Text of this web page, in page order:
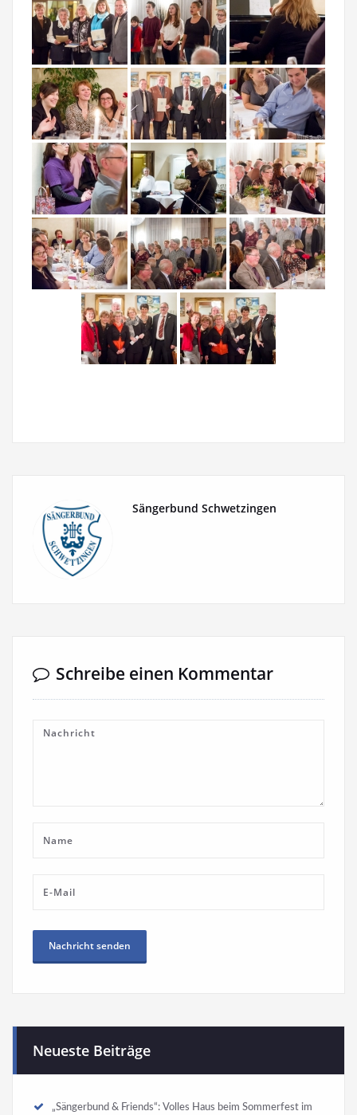
Sängerbund Schwetzingen
Schreibe einen Kommentar
Neueste Beiträge
„Sängerbund & Friends“: Volles Haus beim Sommerfest im